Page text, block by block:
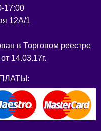
17:00
12А/1
в Торговом реестре
14.03.17г.